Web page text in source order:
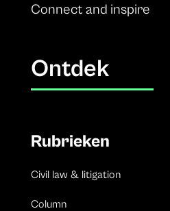
Connect and inspire
Ontdek
Rubrieken
Civil law & litigation
Column